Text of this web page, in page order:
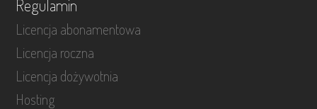
Regulamin
Licencja abonamentowa
Licencja roczna
Licencja dożywotnia
Hosting